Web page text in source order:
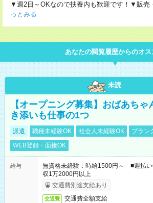
▼週2日～OKなので扶養内も歓迎です！▼販売
っとみる
あなたの閲覧履歴からのオス
未読
【オープニング募集】おばあちゃ
き添いも仕事の1つ
派遣 職種未経験OK 社会人未経験OK
ブラン
WEB登録・面接OK
給与
無資格未経験：時給1500円～ ■週払
収1万2000円以上
交通費別途支給あり
交通費 交通費全額支給